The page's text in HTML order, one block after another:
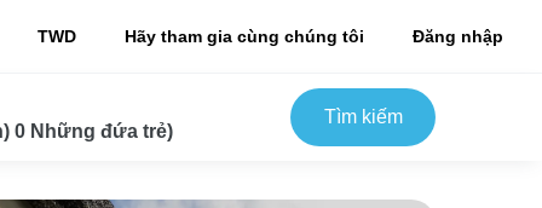
TWD Hãy tham gia cùng chúng tôi Đăng nhập
0 Những đứa trẻ)
Tìm kiếm